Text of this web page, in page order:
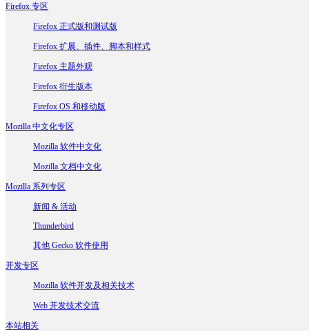
Firefox 专区
Firefox 正式版和测试版
Firefox 扩展、插件、脚本和样式
Firefox 主题外观
Firefox 衍生版本
Firefox OS 和移动版
Mozilla 中文化专区
Mozilla 软件中文化
Mozilla 文档中文化
Mozilla 系列专区
新闻 & 活动
Thunderbird
其他 Gecko 软件使用
开发专区
Mozilla 软件开发及相关技术
Web 开发技术交流
本站相关